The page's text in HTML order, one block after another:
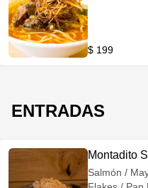
$ 199
ENTRADAS
Montadito
Salmón /